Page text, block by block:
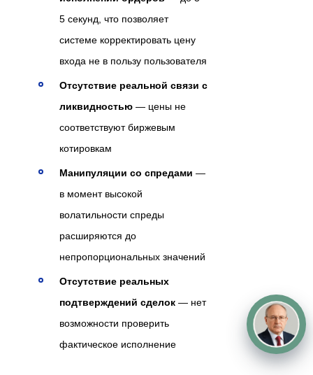
5 секунд, что позволяет
системе корректировать цену
входа не в пользу пользователя
Отсутствие реальной связи с
ликвидностью — цены не
соответствуют биржевым
котировкам
Манипуляции со спредами —
в момент высокой
волатильности спреды
расширяются до
непропорциональных значений
Отсутствие реальных
подтверждений сделок — нет
возможности проверить
фактическое исполнение